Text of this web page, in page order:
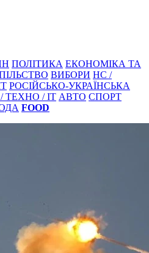
ПОЛІТИКА ЕКОНОМІКА ТА
ВИБОРИ НС /
РОСІЙСЬКО-УКРАЇНСЬКА
ТЕХНО / IT АВТО СПОРТ
FOOD